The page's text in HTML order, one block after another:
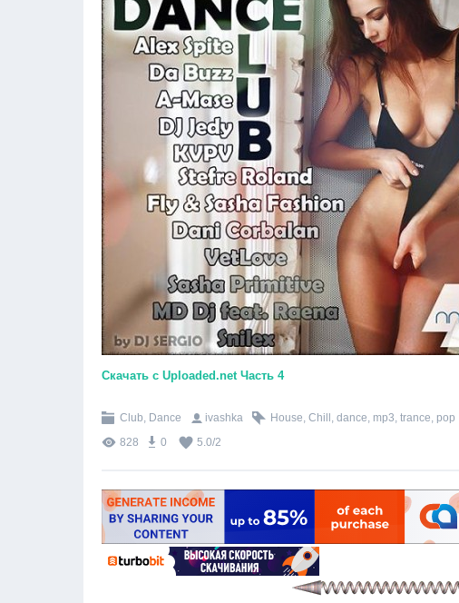
Скачать с Uploaded.net Часть 4
Club, Dance ivashka House, Chill , dance, mp3, trance, pop
828
0 5.0/2